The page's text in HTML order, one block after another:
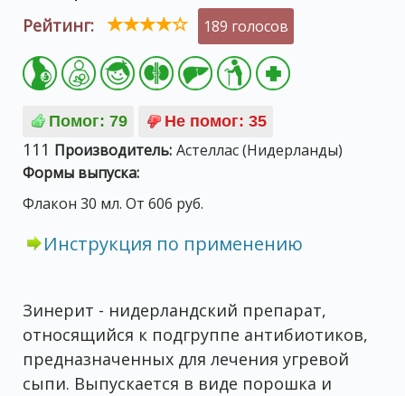
Рейтинг: 189 голосов
111 Производитель: Астеллас (Нидерланды)
Формы выпуска:
Флакон 30 мл. От 606 руб.
Инструкция по применению
Зинерит - нидерландский препарат,
относящийся к подгруппе антибиотиков,
предназначенных для лечения угревой
сыпи. Выпускается в виде порошка и